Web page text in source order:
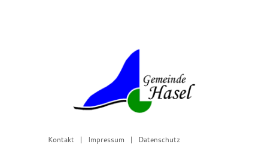
Kontakt | Impressum | Datenschutz